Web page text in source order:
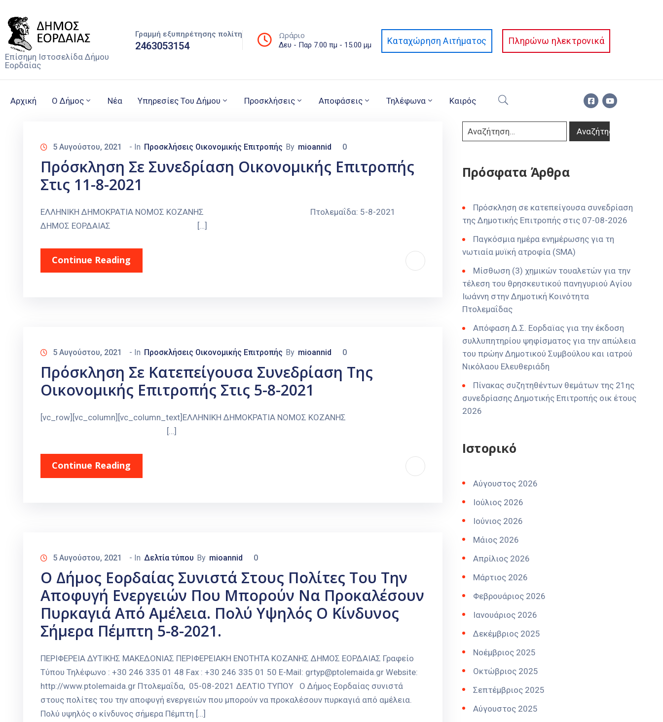
Επίσημη Ιστοσελίδα Δήμου
Εορδαίας
Γραμμή εξυπηρέτησης πολίτη
2463053154
Ωράριο
Δευ - Παρ 7.00 πμ - 15.00 μμ Καταχώρηση Αιτήματος Πληρώνω ηλεκτρονικά
Αρχική Ο Δήμος Νέα Υπηρεσίες Του Δήμου Προσκλήσεις Αποφάσεις Τηλέφωνα Καιρός
5 Αυγούστου, 2021 - In Προσκλήσεις Οικονομικής Επιτροπής By mioannid 0
Πρόσκληση Σε Συνεδρίαση Οικονομικής Επιτροπής
Στις 11-8-2021
ΕΛΛΗΝΙΚΗ ΔΗΜΟΚΡΑΤΙΑ ΝΟΜΟΣ ΚΟΖΑΝΗΣ Πτολεμαΐδα: 5-8-2021
ΔΗΜΟΣ ΕΟΡΔΑΙΑΣ […]
Continue Reading
5 Αυγούστου, 2021 - In Προσκλήσεις Οικονομικής Επιτροπής By mioannid 0
Πρόσκληση Σε Κατεπείγουσα Συνεδρίαση Της
Οικονομικής Επιτροπής Στις 5-8-2021
[vc_row][vc_column][vc_column_text]ΕΛΛΗΝΙΚΗ ΔΗΜΟΚΡΑΤΙΑ ΝΟΜΟΣ ΚΟΖΑΝΗΣ
[…]
Continue Reading
5 Αυγούστου, 2021 - In Δελτία τύπου By mioannid 0
Ο Δήμος Εορδαίας Συνιστά Στους Πολίτες Του Την
Αποφυγή Ενεργειών Που Μπορούν Να Προκαλέσουν
Πυρκαγιά Από Αμέλεια. Πολύ Υψηλός Ο Κίνδυνος
Σήμερα Πέμπτη 5-8-2021.
ΠΕΡΙΦΕΡΕΙΑ ΔΥΤΙΚΗΣ ΜΑΚΕΔΟΝΙΑΣ ΠΕΡΙΦΕΡΕΙΑΚΗ ΕΝΟΤΗΤΑ ΚΟΖΑΝΗΣ ΔΗΜΟΣ ΕΟΡΔΑΙΑΣ Γραφείο
Τύπου Τηλέφωνο : +30 246 335 01 48 Fax : +30 246 335 01 50 E-Mail: grtyp@ptolemaida.gr Website:
http://www.ptolemaida.gr Πτολεμαΐδα, 05-08-2021 ΔΕΛΤΙΟ ΤΥΠΟΥ Ο Δήμος Εορδαίας συνιστά
στους πολίτες του την αποφυγή ενεργειών που μπορούν να προκαλέσουν πυρκαγιά από αμέλεια.
Πολύ υψηλός ο κίνδυνος σήμερα Πέμπτη […]
Πρόσφατα Άρθρα
Πρόσκληση σε κατεπείγουσα συνεδρίαση
της Δημοτικής Επιτροπής στις 07-08-2026
Παγκόσμια ημέρα ενημέρωσης για τη
νωτιαία μυϊκή ατροφία (SMA)
Μίσθωση (3) χημικών τουαλετών για την
τέλεση του θρησκευτικού πανηγυριού Αγίου
Ιωάννη στην Δημοτική Κοινότητα
Πτολεμαΐδας
Απόφαση Δ.Σ. Εορδαϊας για την έκδοση
συλλυπητηρίου ψηφίσματος για την απώλεια
του πρώην Δημοτικού Συμβούλου και ιατρού
Νικόλαου Ελευθεριάδη
Πίνακας συζητηθέντων θεμάτων της 21ης
συνεδρίασης Δημοτικής Επιτροπής οικ έτους
2026
Ιστορικό
Αύγουστος 2026
Ιούλιος 2026
Ιούνιος 2026
Μάιος 2026
Απρίλιος 2026
Μάρτιος 2026
Φεβρουάριος 2026
Ιανουάριος 2026
Δεκέμβριος 2025
Νοέμβριος 2025
Οκτώβριος 2025
Σεπτέμβριος 2025
Αύγουστος 2025